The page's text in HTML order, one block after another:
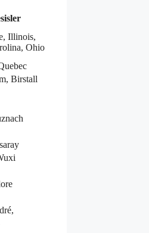
Illinois,
Ohio
Birstall